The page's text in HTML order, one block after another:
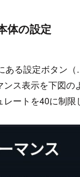
体の設定
ある設定ボタン
ンス表示を下図
ートを40に制限